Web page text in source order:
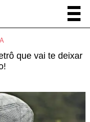
que vai te deixar